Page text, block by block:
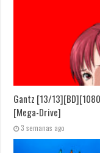
Gantz [13/
[Mega-Drive]
3 semanas ago